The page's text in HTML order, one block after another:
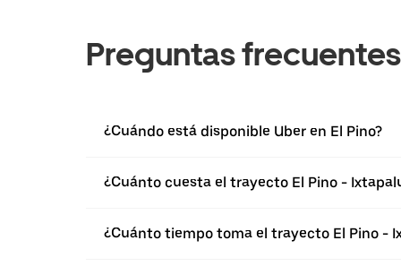
Preguntas frecuentes
¿Cuándo está disponible Uber en El Pino?
¿Cuánto cuesta el trayecto El Pino -
¿Cuánto tiempo toma el trayecto El Pino -